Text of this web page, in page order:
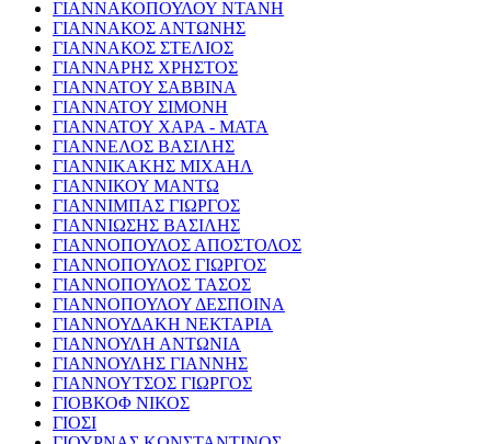
ΓΙΑΝΝΑΚΟΠΟΥΛΟΥ ΝΤΑΝΗ
ΓΙΑΝΝΑΚΟΣ ΑΝΤΩΝΗΣ
ΓΙΑΝΝΑΚΟΣ ΣΤΕΛΙΟΣ
ΓΙΑΝΝΑΡΗΣ ΧΡΗΣΤΟΣ
ΓΙΑΝΝΑΤΟΥ ΣΑΒΒΙΝΑ
ΓΙΑΝΝΑΤΟΥ ΣΙΜΟΝΗ
ΓΙΑΝΝΑΤΟΥ ΧΑΡΑ - ΜΑΤΑ
ΓΙΑΝΝΕΛΟΣ ΒΑΣΙΛΗΣ
ΓΙΑΝΝΙΚΑΚΗΣ ΜΙΧΑΗΛ
ΓΙΑΝΝΙΚΟΥ ΜΑΝΤΩ
ΓΙΑΝΝΙΜΠΑΣ ΓΙΩΡΓΟΣ
ΓΙΑΝΝΙΩΣΗΣ ΒΑΣΙΛΗΣ
ΓΙΑΝΝΟΠΟΥΛΟΣ ΑΠΟΣΤΟΛΟΣ
ΓΙΑΝΝΟΠΟΥΛΟΣ ΓΙΩΡΓΟΣ
ΓΙΑΝΝΟΠΟΥΛΟΣ ΤΑΣΟΣ
ΓΙΑΝΝΟΠΟΥΛΟΥ ΔΕΣΠΟΙΝΑ
ΓΙΑΝΝΟΥΔΑΚΗ ΝΕΚΤΑΡΙΑ
ΓΙΑΝΝΟΥΛΗ ΑΝΤΩΝΙΑ
ΓΙΑΝΝΟΥΛΗΣ ΓΙΑΝΝΗΣ
ΓΙΑΝΝΟΥΤΣΟΣ ΓΙΩΡΓΟΣ
ΓΙΟΒΚΟΦ ΝΙΚΟΣ
ΓΙΟΣΙ